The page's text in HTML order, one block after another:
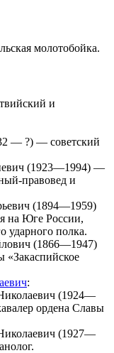
молотобойка.
и
— ?) — советский
(1923—1994) —
правовед и
(1894—1959)
на Юге России,
ударного полка.
(1866—1947)
«Закаспийское
:
(1924—
ордена Славы
(1927—